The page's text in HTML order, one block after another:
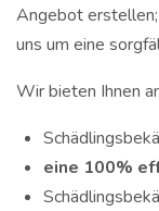
Angebot
uns um eine
Wir bieten Ihnen
eine 100%